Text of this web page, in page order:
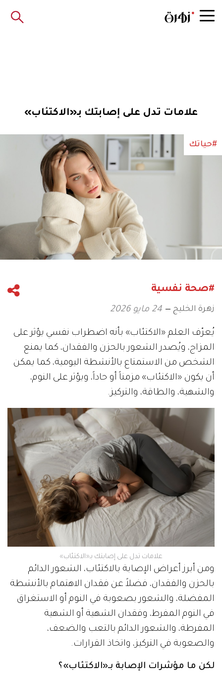
علامات تدل على إصابتك بـ«الاكتئاب»
#حياتك
#صحة نفسية
زهرة الخليج 24 مايو 2026
يُعرّف العلم «الاكتئاب» بأنه اضطراب نفسي يؤثر على
المزاج، ويُصدر الشعور بالحزن والفقدان، كما يمنع
الشخص من الاستمتاع بالأنشطة اليومية، كما يمكن
أن يكون «الاكتئاب» مزمناً أو حاداً، ويؤثر على النوم،
والشهية، والطاقة، والتركيز.
علامات تدل على إصابتك بـ«الاكتئاب»
ومن أبرز أعراض الإصابة بالاكتئاب، الشعور الدائم
بالحزن والفقدان، فضلاً عن فقدان الاهتمام بالأنشطة
المفضلة، والشعور بصعوبة في النوم أو الاستغراق
في النوم المفرط، وفقدان الشهية أو الشهية
المفرطة، والشعور الدائم بالتعب والضعف،
والصعوبة في التركيز، واتخاذ القرارات.
لكن ما مؤشرات الإصابة بـ«الاكتئاب»؟